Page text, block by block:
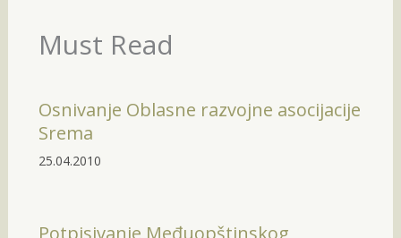
Must Read
Osnivanje Oblasne razvojne asocijacije
Srema
25.04.2010
Potpisivanje Međuopštinskog